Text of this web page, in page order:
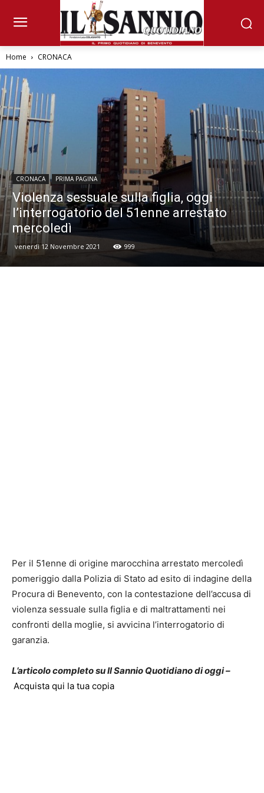
Home CRONACA
CRONACA PRIMA PAGINA
Violenza sessuale sulla figlia, oggi
l’interrogatorio del 51enne arrestato
mercoledì
venerdì 12 Novembre 2021 999
Per il 51enne di origine marocchina arrestato mercoledì
pomeriggio dalla Polizia di Stato ad esito di indagine della
Procura di Benevento, con la contestazione dell’accusa di
violenza sessuale sulla figlia e di maltrattamenti nei
confronti della moglie, si avvicina l’interrogatorio di
garanzia.
L’articolo completo su Il Sannio Quotidiano di oggi –
Acquista qui la tua copia